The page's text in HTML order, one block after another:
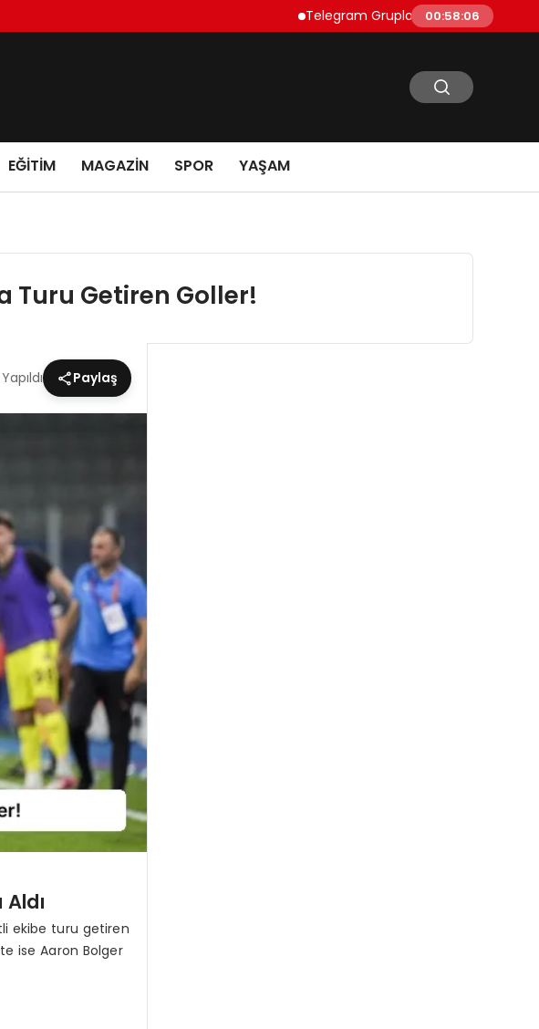
Telegram Grupları Nasıl Bulunur?:
00:58:07
EĞITIM MAGAZIN SPOR YAŞAM
Turu Getiren Goller!
Paylaş
ekibe turu getiren
ise Aaron Bolger